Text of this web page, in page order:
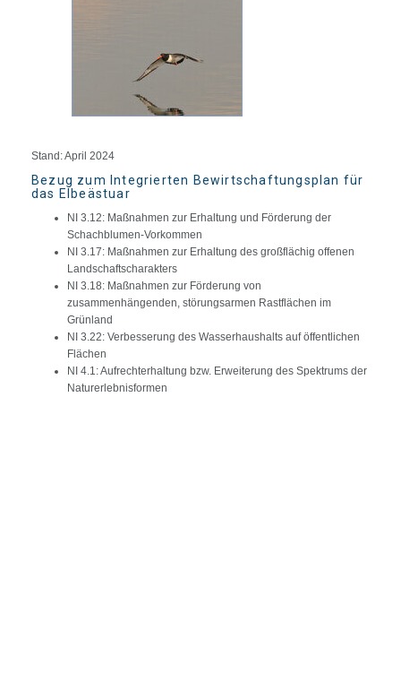
Stand: April 2024
Bezug zum Integrierten Bewirtschaftungsplan für
das Elbeästuar
NI 3.12: Maßnahmen zur Erhaltung und Förderung der
Schachblumen-Vorkommen
NI 3.17: Maßnahmen zur Erhaltung des großflächig offenen
Landschaftscharakters
NI 3.18: Maßnahmen zur Förderung von
zusammenhängenden, störungsarmen Rastflächen im
Grünland
NI 3.22: Verbesserung des Wasserhaushalts auf öffentlichen
Flächen
NI 4.1: Aufrechterhaltung bzw. Erweiterung des Spektrums der
Naturerlebnisformen